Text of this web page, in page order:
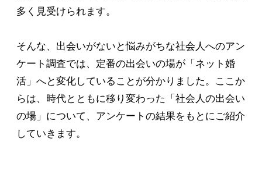
多く見受けられます。
そんな、出会いがないと悩みがちな社会人へのアン
ケート調査では、定番の出会いの場が「ネット婚
活」へと変化していることが分かりました。ここか
らは、時代とともに移り変わった「社会人の出会い
の場」について、アンケートの結果をもとにご紹介
していきます。